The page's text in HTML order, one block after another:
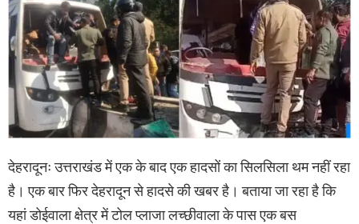
देहरादूनः उत्तराखंड में एक के बाद एक हादसों का सिलसिला थम नहीं रहा
है। एक बार फिर देहरादून से हादसे की खबर है। बताया जा रहा है कि
यहां डोईवाला क्षेत्र में टोल प्लाजा लच्छीवाला के पास एक बस